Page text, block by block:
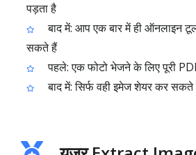
पड़ता है
बाद में: आप एक बार में ही ऑनलाइन
सकते हैं
पहले: एक फोटो भेजने के लिए पूरी
बाद में: सिर्फ वही इमेज शेयर कर